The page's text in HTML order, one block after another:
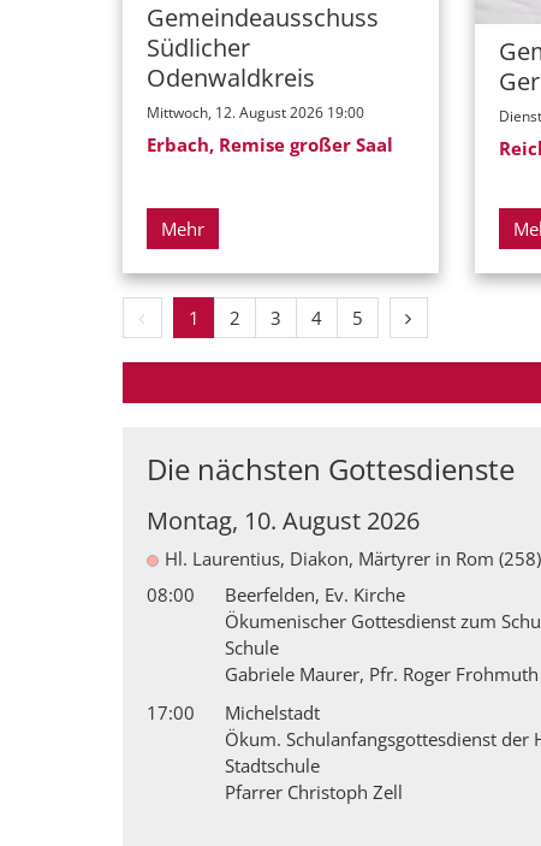
Gemeindeausschuss
Südlicher
Odenwaldkreis
Mittwoch, 12. August 2026 19:00
Erbach, Remise großer Saal
Mehr
Vorherige Seite
1 2 3 4 5 Nächste Seite
Die nächsten Gottesdienste
Montag, 10. August 2026
Hl. Laurentius, Diakon, Märtyrer in Rom (258)
08:00
Beerfelden, Ev. Kirche
Ökumenischer Gottesdienst zum
Schule
Gabriele Maurer, Pfr. Roger
17:00
Michelstadt
Ökum. Schulanfangsgottesdienst der
Stadtschule
Pfarrer Christoph Zell